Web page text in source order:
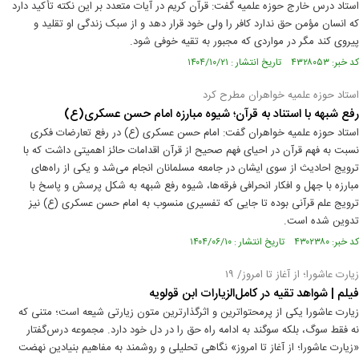
استاد درس خارج حوزه علمیه گفت: قرآن کریم در آیات متعدد بر این نکته تأکید دارد
که انسان مؤمن حق ندارد کافر را ولی خود قرار دهد و از سبک زندگی او تقلید و
پیروی کند مگر در مواردی که مجبور به تقیه خوفی شود.
کد خبر: ۴۳۲۸۰۵۳ تاریخ انتشار : ۱۴۰۴/۱۰/۲۱
استاد حوزه علمیه خواهران مطرح کرد
رفع شبهه با استناد به قرآن؛ شیوه مبارزه امام حسن عسکری(ع)
استاد حوزه علمیه خواهران گفت: امام حسن عسکری (ع) در رفع تعارضات فکری
نسبت به فهم قرآن در احیای فهم صحیح از قرآن اقدامات حائز اهمیتی داشت که با
ترویج احادیث از سوی ایشان در جامعه مسلمانان انجام می‌شد و یکی از راه‌های
مبارزه با جهل و افکار انحرافی فرقه‌ها، شیوه رفع شبهه به شکل پرسش و پاسخ با
ترویج علم قرآنی بوده تا جایی که تفسیری منسوب به امام حسن عسکری (ع) نیز
تدوین شده است.
کد خبر: ۴۳۰۲۳۸۰ تاریخ انتشار : ۱۴۰۴/۰۶/۱۰
زیارت عاشورا؛ از آغاز تا امروز/ ۱۹
فیلم | شواهد تقیه در کامل‌الزیارات ابن قولویه
زیارت عاشورا یکی از پرمحتواترین و اثرگذارترین متون زیارتی شیعه است؛ متنی که
نه فقط سوگ، بلکه سوگند به ادامه راه حق را در دل خود دارد. مجموعه درس‌گفتار
«زیارت عاشورا؛ از آغاز تا امروز» نگاهی تحلیلی و روشمند به مفاهیم بنیادین نهضت